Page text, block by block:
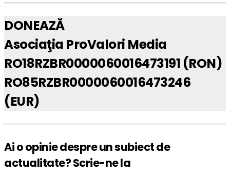
DONEAZĂ
Asociaţia ProValori Media
RO18RZBR0000060016473191 (RON)
RO85RZBR0000060016473246
(EUR)
Ai o opinie despre un subiect de
actualitate? Scrie-ne la